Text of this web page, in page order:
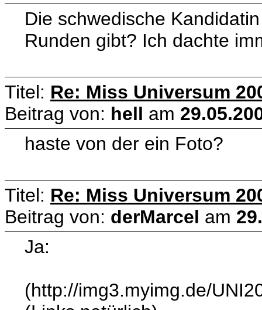
Die schwedische
Runden gibt? Ich dachte
Titel: Re: Miss Universum
Beitrag von: hell am
haste von der ein Foto?
Titel: Re: Miss Universum
Beitrag von: derMarcel am
Ja:
(http://img3.myimg.de/